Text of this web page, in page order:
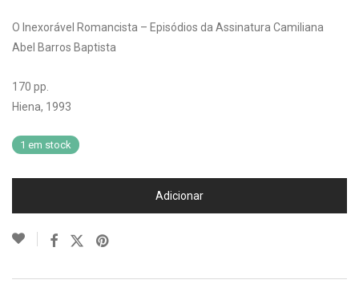
O Inexorável Romancista – Episódios da Assinatura Camiliana
Abel Barros Baptista
170 pp.
Hiena, 1993
1 em stock
Adicionar